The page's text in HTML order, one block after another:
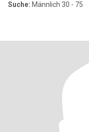
Suche: Männlich 30 - 75